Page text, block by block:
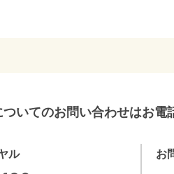
ついてのお問い合わせはお電
ル お